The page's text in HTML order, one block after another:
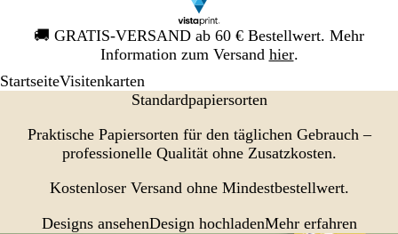
🚚 GRATIS-VERSAND ab 60 € Bestellwert. Mehr
Information zum Versand hier.
Galeriebild
1
StartseiteVisitenkarten
Standardpapiersorten
Praktische Papiersorten für den täglichen Gebrauch –
professionelle Qualität ohne Zusatzkosten.
Kostenloser Versand ohne Mindestbestellwert.
Designs ansehenDesign hochladenMehr erfahren